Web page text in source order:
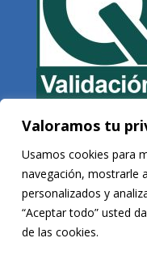
Valoramos tu
Usamos cookies para
navegación, mostrarle
personalizados y
“Aceptar todo” usted
de las cookies.